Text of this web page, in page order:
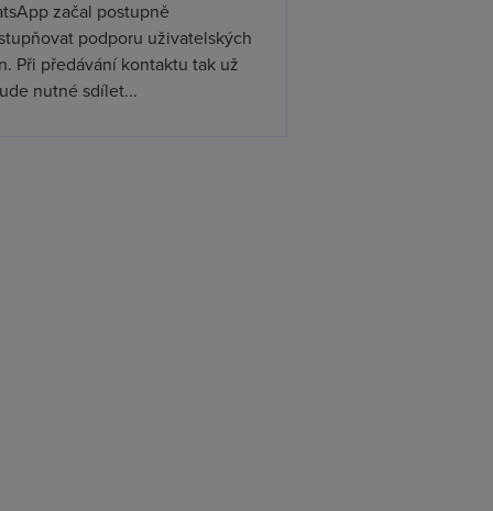
začal postupně
podporu uživatelských
Při předávání kontaktu tak už
nutné sdílet...